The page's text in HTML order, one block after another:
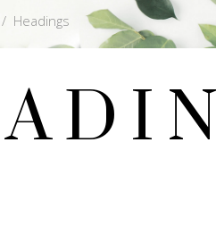
/ Headings